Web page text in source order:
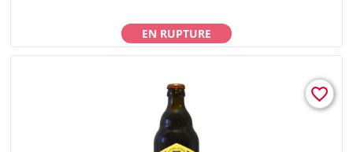
EN RUPTURE
favorite_border